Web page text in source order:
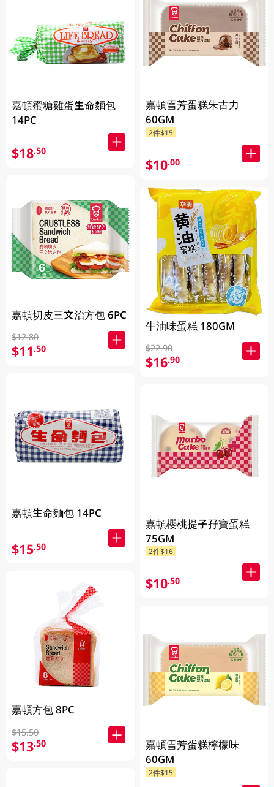
嘉頓蜜糖雞蛋生命麵包
14PC
$18.50
嘉頓切皮三文治方包 6PC
$12.80
$11.50
嘉頓生命麵包 14PC
$15.50
嘉頓方包 8PC
$15.50
$13.50
嘉頓雪芳蛋糕朱古力
60GM
2件$15
$10.00
牛油味蛋糕 180GM
$22.90
$16.90
嘉頓櫻桃提子孖寶蛋糕
75GM
2件$16
$10.50
嘉頓雪芳蛋糕檸檬味
60GM
2件$15